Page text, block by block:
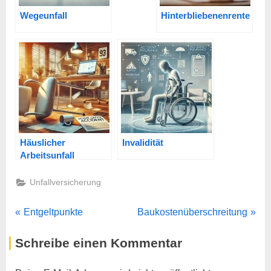
Wegeunfall Hinterbliebenenrente
Häuslicher
Arbeitsunfall
Invalidität
Unfallversicherung
Beitragsnavigation
P
e
Entgeltpunkte
N
x
Baukostenüberschreitung
Schreibe einen Kommentar